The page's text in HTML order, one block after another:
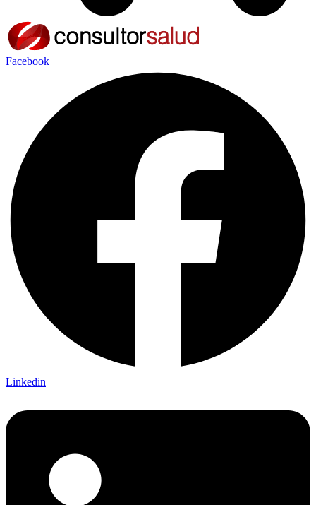
Facebook
Linkedin